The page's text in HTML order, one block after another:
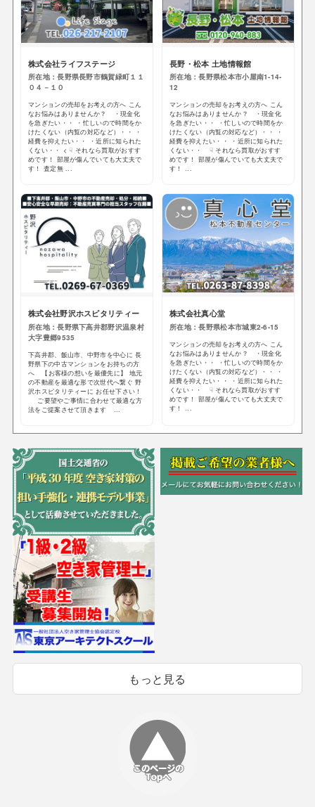
株式会社ライフステージ
所在地：長野県長野市鶴賀緑町１１
０４－１０
マンションの売却をお考えの方へ こん
なお悩みはありませんか？ ・現金化
を急ぎたい・・ ・忙しいので時間をか
けたくない（内覧の対応など）・・ ・
経費を抑えたい・・ ・近所に知られた
くない・・ < ☟ それなら買取がおすす
めです！ 部屋が傷んでいても大丈夫で
す！ 査定無 ...
長野・松本 土地情報館
所在地：長野県松本市小屋南1-14-
12
マンションの売却をお考えの方へ こん
なお悩みはありませんか？ ・現金化
を急ぎたい・・ ・忙しいので時間をか
けたくない（内覧の対応など）・・ ・
経費を抑えたい・・ ・近所に知られた
くない・・ ☟ それなら買取がおすす
めです！ 部屋が傷んでいても大丈夫で
す！ ...
株式会社野沢ホスピタリティー
所在地：長野県下高井郡野沢温泉村
大字豊郷9535
下高井郡、飯山市、中野市を中心に 長
野県下の中古マンションをお持ちの方
へ 【お客様の想いを最優先に】 地元
の不動産を最適な形で次世代へ繋ぐ 野
沢ホスピタリティーに お任せ下さい！
ご要望やご事情に合わせて最適な方
法をご提案させて頂きます ...
株式会社真心堂
所在地：長野県松本市城東2-6-15
マンションの売却をお考えの方へ こん
なお悩みはありませんか？ ・現金化
を急ぎたい・・ ・忙しいので時間をか
けたくない（内覧の対応など）・・ ・
経費を抑えたい・・ ・近所に知られた
くない・・ ☟ それなら買取がおすす
めです！ 部屋が傷んでいても大丈夫で
す！ ...
もっと見る